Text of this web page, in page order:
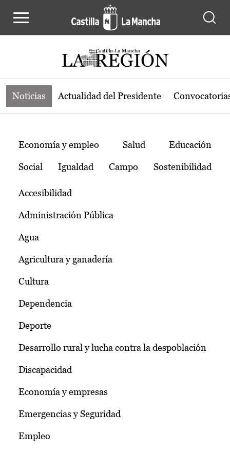
Noticias de la región de Castilla-La
Noticias Actualidad del Presidente
Temas
Economía y empleo Salud Educación
Social Igualdad Campo Sostenibilidad
Accesibilidad
Administración Pública
Agua
Agricultura y ganadería
Cultura
Dependencia
Deporte
Desarrollo rural y lucha contra la despoblación
Discapacidad
Economía y empresas
Emergencias y Seguridad
Empleo